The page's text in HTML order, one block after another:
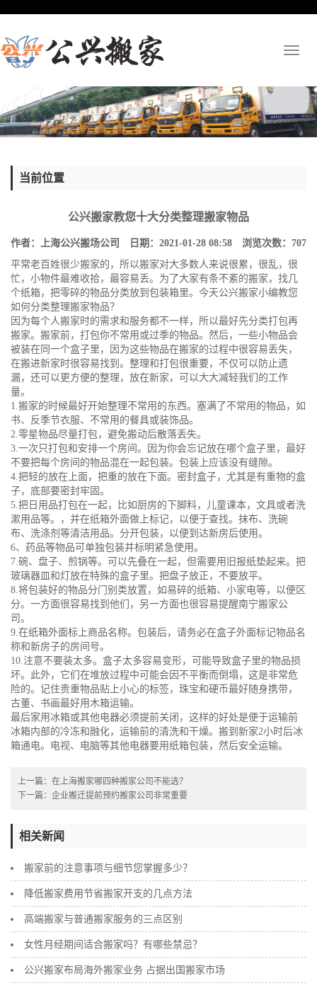
当前位置
公兴搬家教您十大分类整理搬家物品
作者：上海公兴搬场公司 日期：2021-01-28 08:58 浏览次数： 707
平常老百姓很少搬家的，所以搬家对大多数人来说很累，很乱，很
忙，小物件最难收拾，最容易丢。为了大家有条不紊的搬家，找几
个纸箱，把零碎的物品分类放到包装箱里。今天公兴搬家小编教您
如何分类整理搬家物品？
因为每个人搬家时的需求和服务都不一样，所以最好先分类打包再
搬家。搬家前，打包你不常用或过季的物品。然后，一些小物品会
被装在同一个盒子里，因为这些物品在搬家的过程中很容易丢失，
在搬进新家时很容易找到。整理和打包很重要，不仅可以防止遗
漏，还可以更方便的整理，放在新家，可以大大减轻我们的工作
量。
1.搬家的时候最好开始整理不常用的东西。塞满了不常用的物品，如
书、反季节衣服、不常用的餐具或装饰品。
2.零星物品尽量打包，避免搬动后散落丢失。
3.一次只打包和安排一个房间。因为你会忘记放在哪个盒子里，最好
不要把每个房间的物品混在一起包装。包装上应该没有缝隙。
4.把轻的放在上面，把重的放在下面。密封盒子，尤其是有重物的盒
子，底部要密封牢固。
5.把日用品打包在一起，比如厨房的下脚料，儿童课本，文具或者洗
漱用品等。，并在纸箱外面做上标记，以便于查找。抹布、洗碗
布、洗涤剂等清洁用品。分开包装，以便到达新房后使用。
6、药品等物品可单独包装并标明紧急使用。
7.碗、盘子、煎锅等。可以先叠在一起，但需要用旧报纸垫起来。把
玻璃器皿和灯放在特殊的盒子里。把盘子放正，不要放平。
8.将包装好的物品分门别类放置，如易碎的纸箱、小家电等，以便区
分。一方面很容易找到他们，另一方面也很容易提醒南宁搬家公
司。
9.在纸箱外面标上商品名称。包装后，请务必在盒子外面标记物品名
称和新房子的房间号。
10.注意不要装太多。盒子太多容易变形，可能导致盒子里的物品损
坏。此外，它们在堆放过程中可能会因不平衡而倒塌，这是非常危
险的。记住贵重物品贴上小心的标签，珠宝和硬币最好随身携带，
古董、书画最好用木箱运输。
最后家用冰箱或其他电器必须提前关闭，这样的好处是便于运输前
冰箱内部的冷冻和融化，运输前的清洗和干燥。搬到新家2小时后冰
箱通电。电视、电脑等其他电器要用纸箱包装，然后安全运输。
上一篇： 在上海搬家哪四种搬家公司不能选？
下一篇： 企业搬迁提前预约搬家公司非常重要
相关新闻
搬家前的注意事项与细节您掌握多少？
降低搬家费用节省搬家开支的几点方法
高端搬家与普通搬家服务的三点区别
女性月经期间适合搬家吗？有哪些禁忌？
公兴搬家布局海外搬家业务 占据出国搬家市场